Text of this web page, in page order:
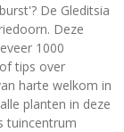
De Gleditsia
Deze
1000
tips over
harte welkom in
planten in deze
tuincentrum